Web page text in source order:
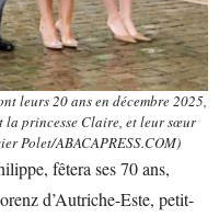
leurs 20 ans en décembre 2025,
la princesse Claire, et leur sœur
Polet/ABACAPRESS.COM)
fêtera ses 70 ans,
d’Autriche-Este, petit-